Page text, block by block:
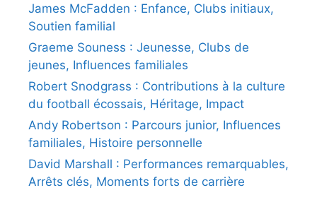
James McFadden : Enfance, Clubs initiaux,
Soutien familial
Graeme Souness : Jeunesse, Clubs de
jeunes, Influences familiales
Robert Snodgrass : Contributions à la culture
du football écossais, Héritage, Impact
Andy Robertson : Parcours junior, Influences
familiales, Histoire personnelle
David Marshall : Performances remarquables,
Arrêts clés, Moments forts de carrière